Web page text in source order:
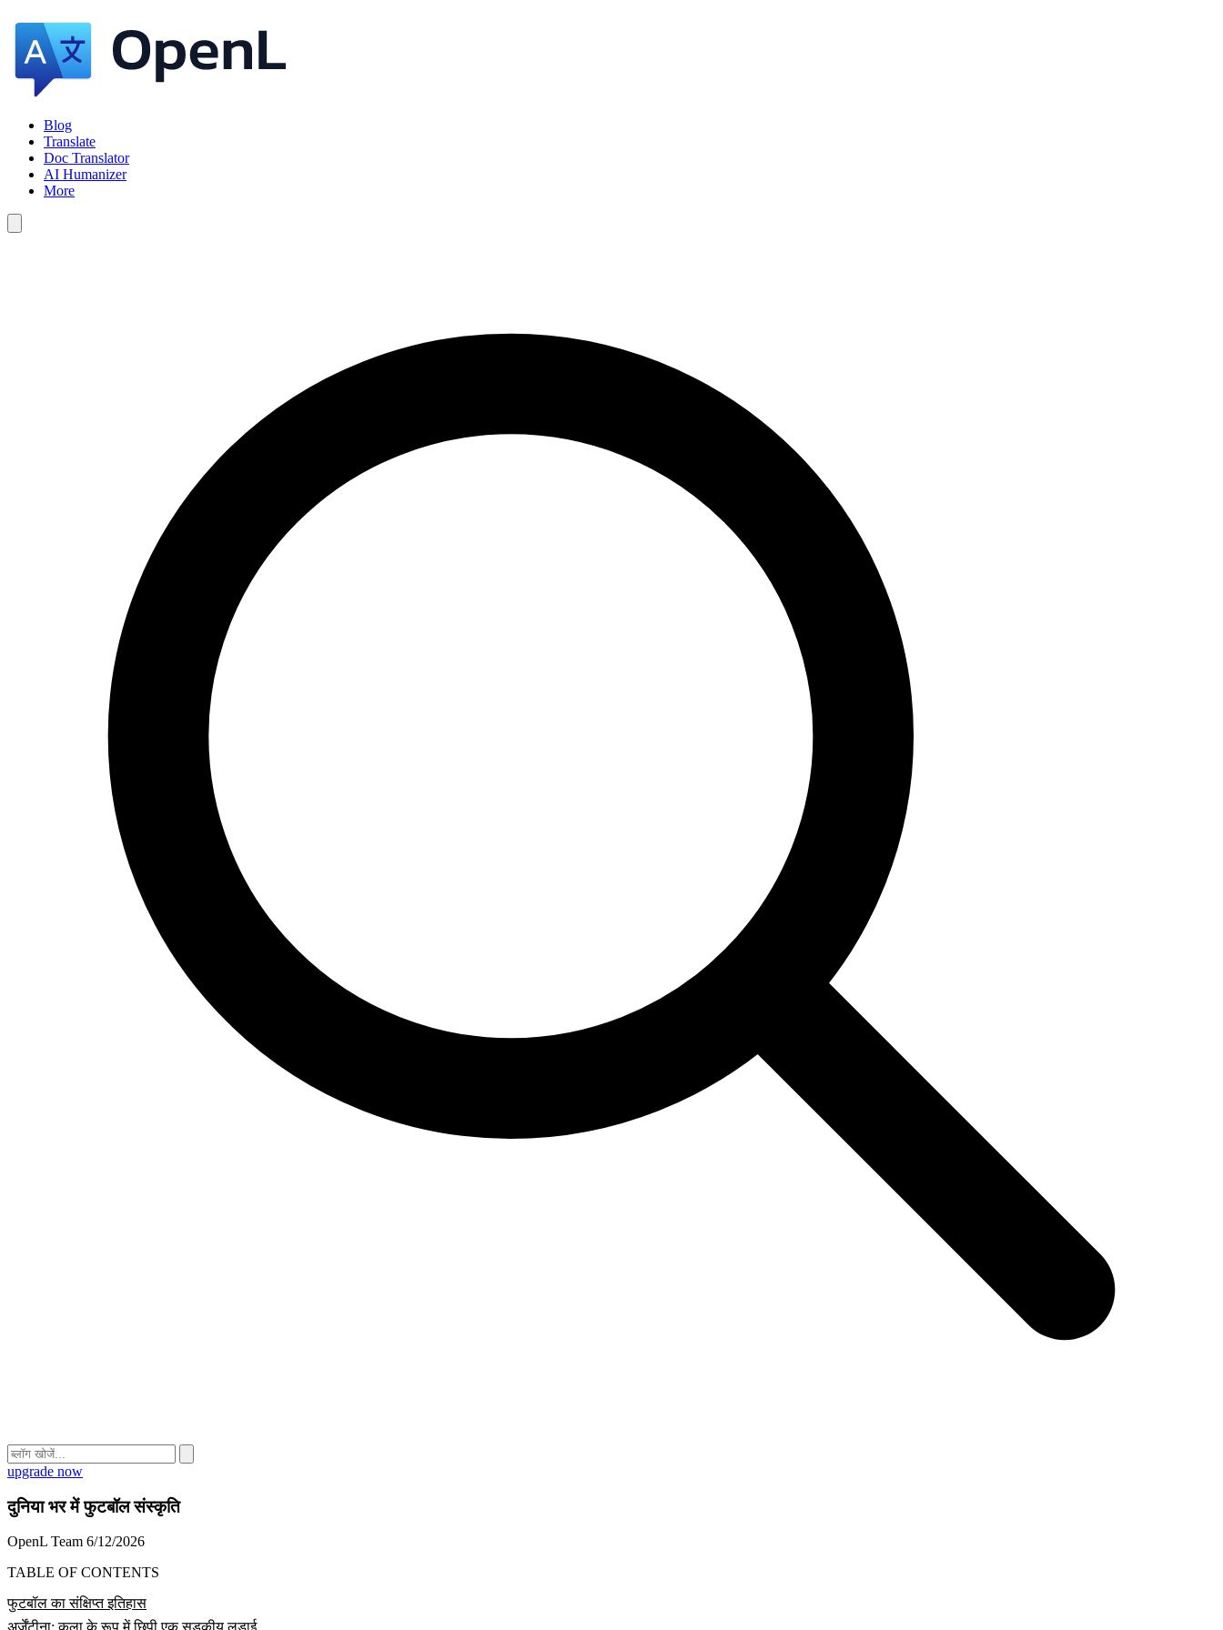
Blog
Translate
Doc Translator
AI Humanizer
More
upgrade now
दुनिया भर में फुटबॉल संस्कृति
OpenL Team 6/12/2026
TABLE OF CONTENTS
फुटबॉल का संक्षिप्त इतिहास